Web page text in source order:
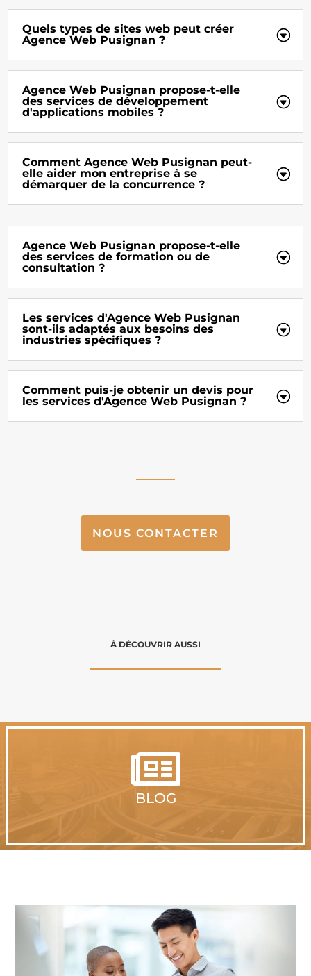
Quels types de sites web peut créer
Agence Web Pusignan ?
Agence Web Pusignan propose-t-elle
des services de développement
d'applications mobiles ?
Comment Agence Web Pusignan peut-
elle aider mon entreprise à se
démarquer de la concurrence ?
Agence Web Pusignan propose-t-elle
des services de formation ou de
consultation ?
Les services d'Agence Web Pusignan
sont-ils adaptés aux besoins des
industries spécifiques ?
Comment puis-je obtenir un devis pour
les services d'Agence Web Pusignan ?
NOUS CONTACTER
À DÉCOUVRIR AUSSI

BLOG